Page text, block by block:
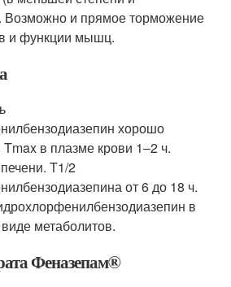
Возможно и прямое торможение
и функции мышц.
хорошо
Tmax в плазме крови 1–2 ч.
T1/2
от 6 до 18 ч.
в
метаболитов.
Феназепам®